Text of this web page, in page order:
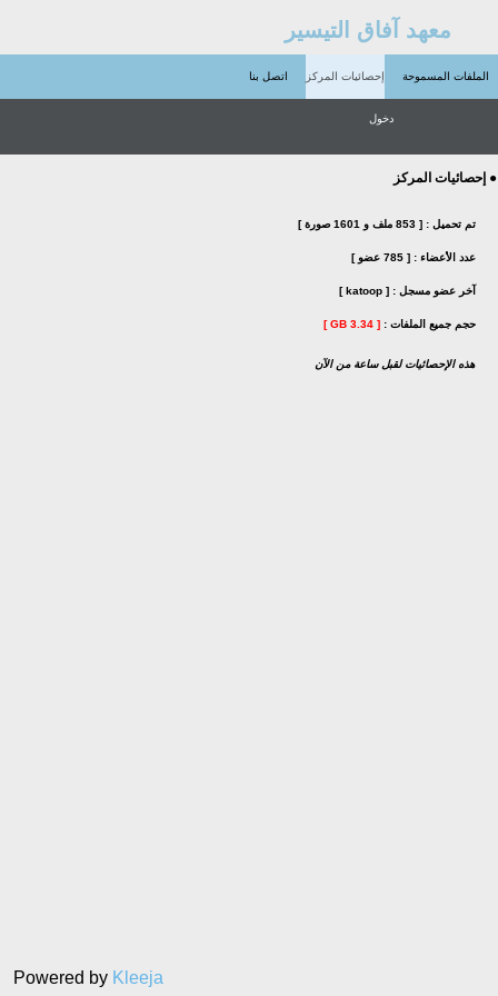
Powered by Kleeja
معهد آفاق التيسير
الملفات المسموحة إحصائيات المركز اتصل بنا
دخول
● إحصائيات المركز
تم تحميل : [ 853 ملف و 1601 صورة ]
عدد الأعضاء : [ 785 عضو ]
آخر عضو مسجل : [ katoop ]
حجم جميع الملفات : [ 3.34 GB ]
هذه الإحصائيات لقبل ساعة من الآن